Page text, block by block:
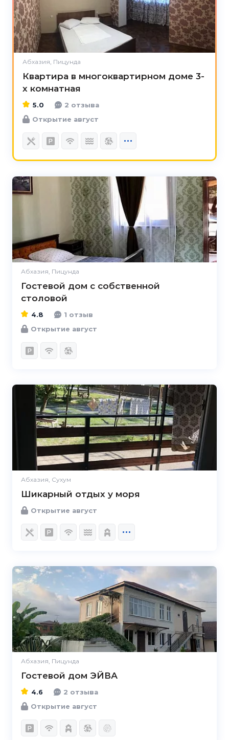
Абхазия, Пицунда
Квартира в многоквартирном доме 3-
х комнатная
5.0
2 отзыва
Открытие август
Абхазия, Пицунда
Гостевой дом с собственной
столовой
4.8
4.8
1 отзыв
Открытие август
Абхазия, Сухум
Шикарный отдых у моря
Открытие август
Абхазия, Пицунда
Гостевой дом ЭЙВА
4.6
2 отзыва
Открытие август